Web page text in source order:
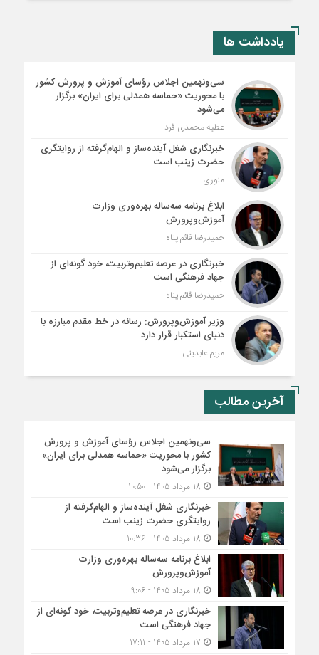
یادداشت ها
سی‌ونهمین اجلاس رؤسای آموزش و پرورش کشور
با محوریت «حماسه همدلی برای ایران» برگزار
می‌شود
عطیه محمدی فرد
خبرنگاری شغل آینده‌ساز و الهام‌گرفته از روایتگری
حضرت زینب است
منوری
ابلاغ برنامه سه‌ساله بهره‌وری وزارت
آموزش‌وپرورش
حمیدرضا قائم پناه
خبرنگاری در عرصه تعلیم‌وتربیت، خود گونه‌ای از
جهاد فرهنگی است
حمیدرضا قائم پناه
وزیر آموزش‌وپرورش: رسانه در خط مقدم مبارزه با
دنیای استکبار قرار دارد
مریم عابدینی
آخرین مطالب
سی‌ونهمین اجلاس رؤسای آموزش و پرورش
کشور با محوریت «حماسه همدلی برای ایران»
برگزار می‌شود
خبرنگاری شغل آینده‌ساز و الهام‌گرفته از
روایتگری حضرت زینب است
ابلاغ برنامه سه‌ساله بهره‌وری وزارت
آموزش‌وپرورش
خبرنگاری در عرصه تعلیم‌وتربیت، خود گونه‌ای از
جهاد فرهنگی است